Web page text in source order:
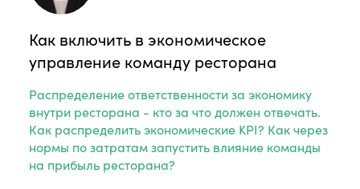
Как включить в экономическое
управление команду ресторана
Распределение ответственности за экономику
внутри ресторана - кто за что должен отвечать.
Как распределить экономические KPI? Как через
нормы по затратам запустить влияние команды
на прибыль ресторана?